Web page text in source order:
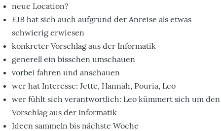
neue Location?
EJB hat sich auch aufgrund der Anreise als etwas
schwierig erwiesen
konkreter Vorschlag aus der Informatik
generell ein bisschen umschauen
vorbei fahren und anschauen
wer hat Interesse: Jette, Hannah, Pouria, Leo
wer fühlt sich verantwortlich: Leo kümmert sich um den
Vorschlag aus der Informatik
Ideen sammeln bis nächste Woche